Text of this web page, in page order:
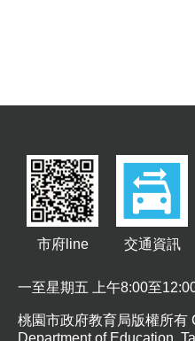
市府line 交通資訊
一至星期五 上午8:00至
桃園市政府教育局版權所有
Department of Education,